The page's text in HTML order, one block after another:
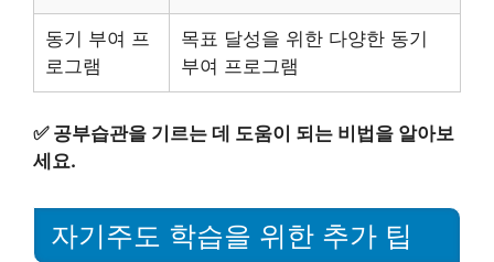
동기 부여 프
로그램
목표 달성을 위한 다양한 동기
부여 프로그램
✅ 공부습관을 기르는 데 도움이 되는 비법을 알아보
세요.
자기주도 학습을 위한 추가 팁